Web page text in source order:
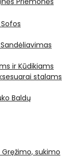
Sofos
ir Kūdikiams
stalams
Baldų
Gręžimo, sukimo